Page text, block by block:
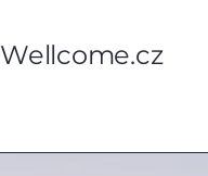
Wellcome.cz